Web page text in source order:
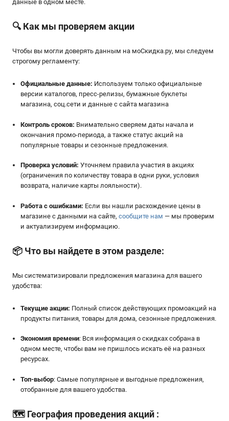
данные в одном месте.
🔍 Как мы проверяем акции
Чтобы вы могли доверять данным на мoСкидка.ру, мы следуем
строгому регламенту:
Официальные данные: Используем только официальные
версии каталогов, пресс-релизы, бумажные буклеты
магазина, соц.сети и данные с сайта магазина
Контроль сроков: Внимательно сверяем даты начала и
окончания промо-периода, а также статус акций на
популярные товары и сезонные предложения.
Проверка условий: Уточняем правила участия в акциях
(ограничения по количеству товара в одни руки, условия
возврата, наличие карты лояльности).
Работа с ошибками: Если вы нашли расхождение цены в
магазине с данными на сайте,сообщите нам — мы проверим
и актуализируем информацию.
📦 Что вы найдете в этом разделе:
Мы систематизировали предложения магазина для вашего
удобства:
Текущие акции: Полный список действующих промоакций на
продукты питания, товары для дома, сезонные предложения.
Экономия времени: Вся информация о скидках собрана в
одном месте, чтобы вам не пришлось искать её на разных
ресурсах.
Топ-выбор: Самые популярные и выгодные предложения,
отобранные для вашего удобства.
🗺️ География проведения акций :